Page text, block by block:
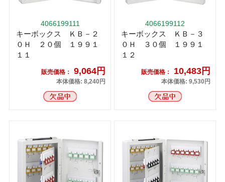
4066199111
キーボックス ＫＢ－２
０Ｈ ２０個 １９９１
１１
販売価格： 9,064円
本体価格: 8,240円
4066199112
キーボックス ＫＢ－３
０Ｈ ３０個 １９９１
１２
販売価格： 10,483円
本体価格: 9,530円